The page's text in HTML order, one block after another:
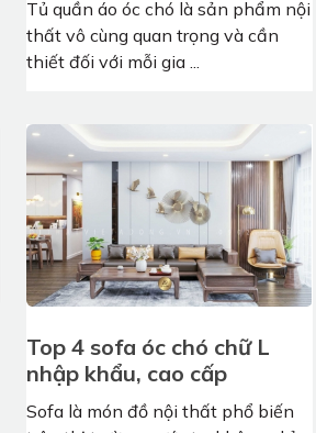
Tủ quần áo óc chó là sản phẩm nội
thất vô cùng quan trọng và cần
thiết đối với mỗi gia ...
Top 4 sofa óc chó chữ L
nhập khẩu, cao cấp
Sofa là món đồ nội thất phổ biến